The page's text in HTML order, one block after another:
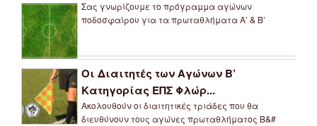
Σας γνωρίζουμε το πρόγραμμα αγώνων
ποδοσφαίρου για τα πρωταθλήματα Α’ & Β’
Οι Διαιτητές των Αγώνων Β’
Κατηγορίας ΕΠΣ Φλώρ...
Ακολουθούν οι διαιτητικές τριάδες που θα
διευθύνουν τους αγώνες πρωταθλήματος Β&#